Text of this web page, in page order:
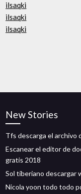
ilsaqki
ilsaqki
ilsaqki
New Stories
Tfs descarga el archivo
Escanear el editor de
gratis 2018
Sol tiberiano descargar
Nicola yoon todo todo